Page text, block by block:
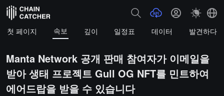
첫 페이지 속보 깊이 일정표 데이터 발견하다
Manta Network 공개 판매 참여자가 이메일을
받아 생태 프로젝트 Gull OG NFT를 민트하여
에어드랍을 받을 수 있습니다